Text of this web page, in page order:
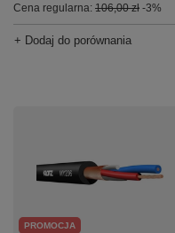
Cena regularna: 106,00 zł -3%
+ Dodaj do porównania
PROMOCJA